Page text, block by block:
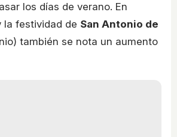
los días de verano. En
la festividad de San Antonio de
también se nota un aumento